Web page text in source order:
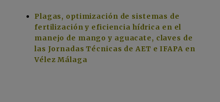
Plagas, optimización de sistemas de
fertilización y eficiencia hídrica en el
manejo de mango y aguacate, claves de
las Jornadas Técnicas de AET e IFAPA en
Vélez Málaga